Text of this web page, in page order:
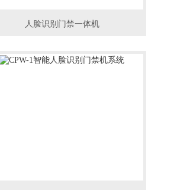
人脸识别门禁一体机